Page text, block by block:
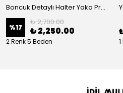
Boncuk Detaylı Halter Yaka Premium Takım
%17
₺ 2,700.00
₺ 2,250.00
2 Renk 5 Beden